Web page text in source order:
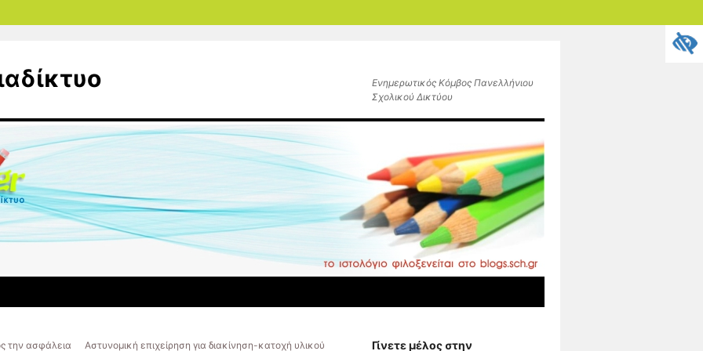
Ενημερωτικός Κόμβος Πανελλήνιου
Σχολικού Δικτύου
την ασφάλεια
Αστυνομική επιχείρηση για διακίνηση-κατοχή υλικού
Γίνετε μέλος στην